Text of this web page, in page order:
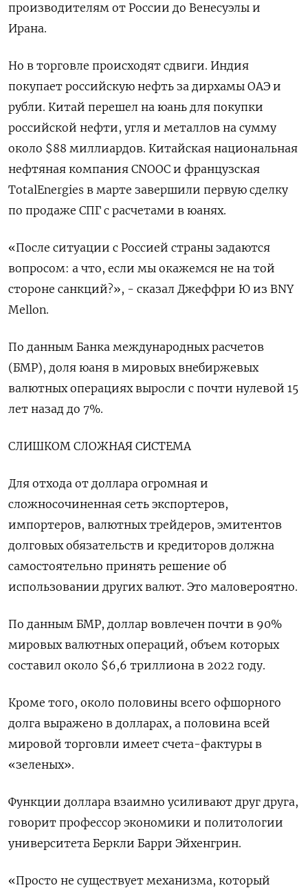
производителям от России до Венесуэлы и
Ирана.
Но в торговле происходят сдвиги. Индия
покупает российскую нефть за дирхамы ОАЭ и
рубли. Китай перешел на юань для покупки
российской нефти, угля и металлов на сумму
около $88 миллиардов. Китайская национальная
нефтяная компания CNOOC и французская
TotalEnergies в марте завершили первую сделку
по продаже СПГ с расчетами в юанях.
«После ситуации с Россией страны задаются
вопросом: а что, если мы окажемся не на той
стороне санкций?», - сказал Джеффри Ю из BNY
Mellon.
По данным Банка международных расчетов
(БМР), доля юаня в мировых внебиржевых
валютных операциях выросли с почти нулевой 15
лет назад до 7%.
СЛИШКОМ СЛОЖНАЯ СИСТЕМА
Для отхода от доллара огромная и
сложносочиненная сеть экспортеров,
импортеров, валютных трейдеров, эмитентов
долговых обязательств и кредиторов должна
самостоятельно принять решение об
использовании других валют. Это маловероятно.
По данным БМР, доллар вовлечен почти в 90%
мировых валютных операций, объем которых
составил около $6,6 триллиона в 2022 году.
Кроме того, около половины всего офшорного
долга выражено в долларах, а половина всей
мировой торговли имеет счета-фактуры в
«зеленых».
Функции доллара взаимно усиливают друг друга,
говорит профессор экономики и политологии
университета Беркли Барри Эйхенгрин.
«Просто не существует механизма, который